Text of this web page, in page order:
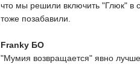
что мы решили включить "Глюк" в
тоже позабавили.
Franky БО
"Мумия возвращается" явно